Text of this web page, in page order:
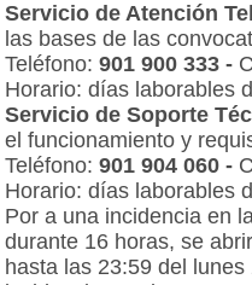
Servicio de Atención
las bases de las
Teléfono: 901 900 333 -
Horario: días laborables
Servicio de Soporte
el funcionamiento y
Teléfono: 901 904 060 -
Horario: días laborables
Por a una incidencia en
durante 16 horas, se
hasta las 23:59 del